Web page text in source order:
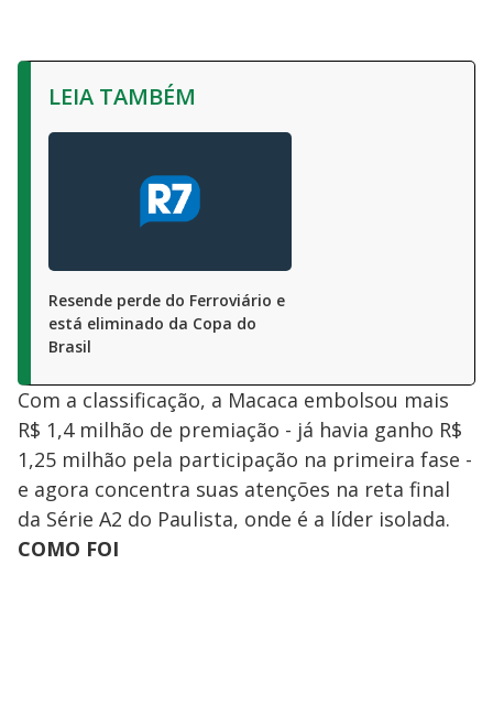
LEIA TAMBÉM
Resende perde do Ferroviário e
está eliminado da Copa do
Brasil
Com a classificação, a Macaca embolsou mais
R$ 1,4 milhão de premiação - já havia ganho R$
1,25 milhão pela participação na primeira fase -
e agora concentra suas atenções na reta final
da Série A2 do Paulista, onde é a líder isolada.
COMO FOI